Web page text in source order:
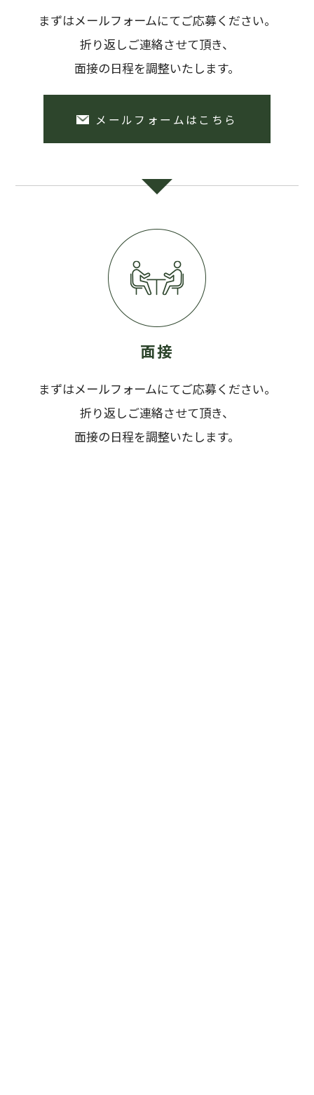
まずはメールフォームにてご応募ください。
折り返しご連絡させて頂き、
面接の日程を調整いたします。
メールフォームはこちら
面接
まずはメールフォームにてご応募ください。
折り返しご連絡させて頂き、
面接の日程を調整いたします。